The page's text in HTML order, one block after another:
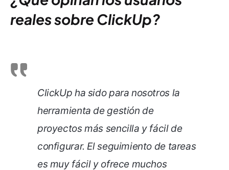
reales sobre ClickUp?
ClickUp ha sido para nosotros la
herramienta de gestión de
proyectos más sencilla y fácil de
configurar. El seguimiento de tareas
es muy fácil y ofrece muchos